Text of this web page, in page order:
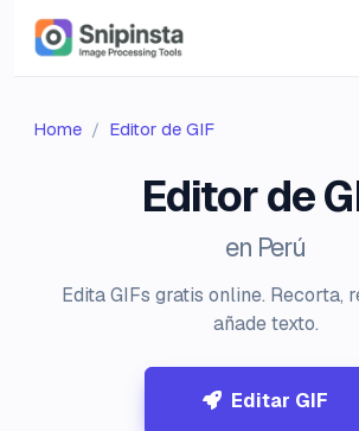
Home Editor de GIF
Editor de
en Perú
Edita GIFs gratis online. Recorta,
añade texto.
Editar GIF